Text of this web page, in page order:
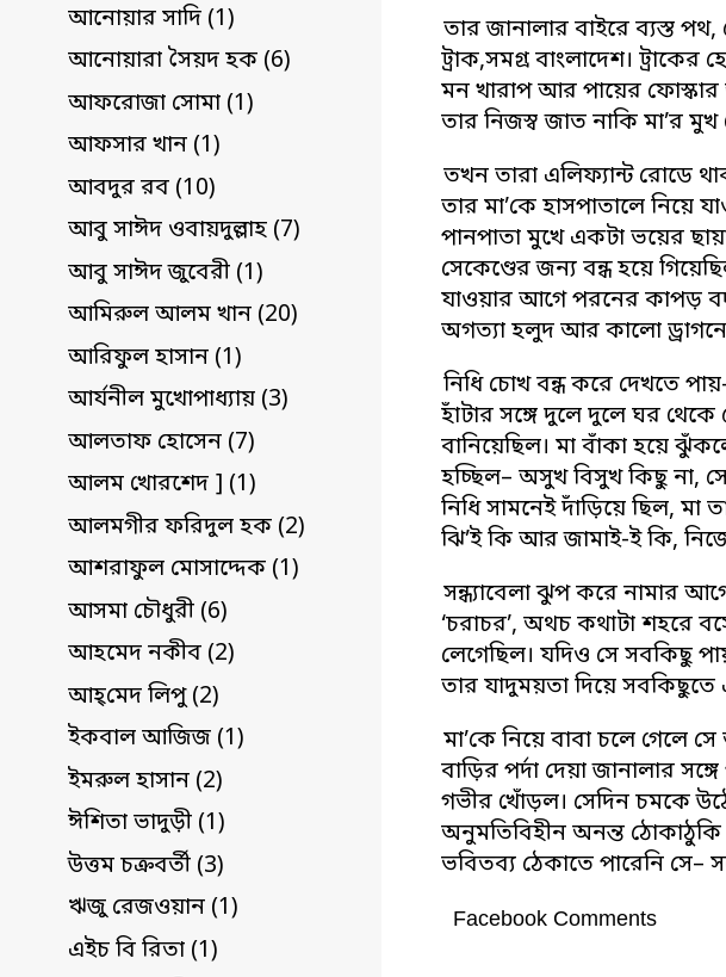
আনোয়ার সাদি (1)
আনোয়ারা সৈয়দ হক (6)
আফরোজা সোমা (1)
আফসার খান (1)
আবদুর রব (10)
আবু সাঈদ ওবায়দুল্লাহ (7)
আবু সাঈদ জুবেরী (1)
আমিরুল আলম খান (20)
আরিফুল হাসান (1)
আর্যনীল মুখোপাধ্যায় (3)
আলতাফ হোসেন (7)
আলম খোরশেদ ] (1)
আলমগীর ফরিদুল হক (2)
আশরাফুল মোসাদ্দেক (1)
আসমা চৌধুরী (6)
আহমেদ নকীব (2)
আহ্‌মেদ লিপু (2)
ইকবাল আজিজ (1)
ইমরুল হাসান (2)
ঈশিতা ভাদুড়ী (1)
উত্তম চক্রবর্তী (3)
ঋজু রেজওয়ান (1)
এইচ বি রিতা (1)
তার জানালার বাইরে ব্যস্ত
ট্রাক,সমগ্র বাংলাদেশ।
মন খারাপ আর পায়ের ফোস্কার
তার নিজস্ব জাত নাকি মা’র
তখন তারা এলিফ্যান্ট রোডে
তার মা’কে হাসপাতালে নিয়ে
পানপাতা মুখে একটা ভয়ের
সেকেণ্ডের জন্য বন্ধ হয়ে
যাওয়ার আগে পরনের কাপড়
অগত্যা হলুদ আর কালো
নিধি চোখ বন্ধ করে দেখতে
হাঁটার সঙ্গে দুলে দুলে ঘর
বানিয়েছিল। মা বাঁকা হয়ে
হচ্ছিল– অসুখ বিসুখ কিছু না, সে
নিধি সামনেই দাঁড়িয়ে ছিল,
ঝি’ই কি আর জামাই-ই কি,
সন্ধ্যাবেলা ঝুপ করে নামার
‘চরাচর’, অথচ কথাটা শহরে
লেগেছিল। যদিও সে সবকিছু
তার যাদুময়তা দিয়ে
মা’কে নিয়ে বাবা চলে গেলে
বাড়ির পর্দা দেয়া জানালার
গভীর খোঁড়ল। সেদিন চমকে
অনুমতিবিহীন অনন্ত ঠোকাঠুকি
ভবিতব্য ঠেকাতে পারেনি সে–
Facebook Comments